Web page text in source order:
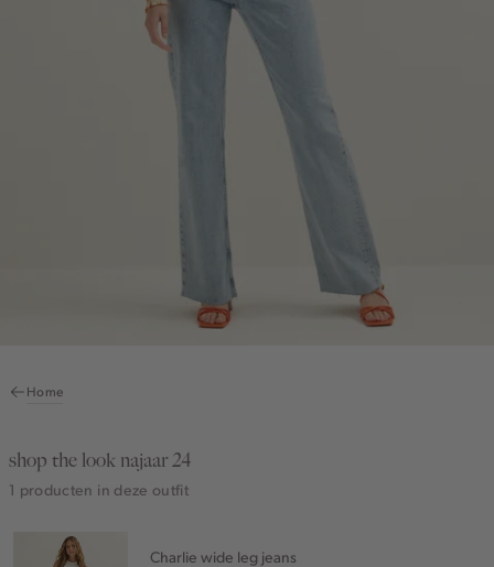
Home
shop the look najaar 24
1 producten in deze outfit
Charlie wide leg jeans